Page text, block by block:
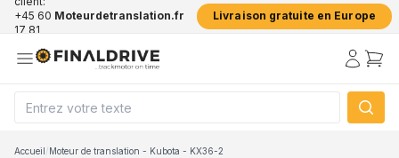
+45 60
17 81
Moteurdetranslation.fr Livraison gratuite en Europe
Accueil/Moteur de translation - Kubota - KX36-2